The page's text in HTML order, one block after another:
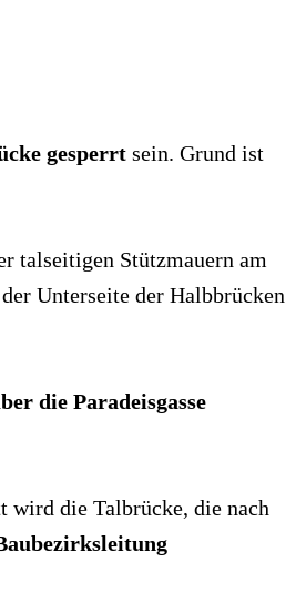
gesperrt sein. Grund ist
talseitigen Stützmauern am
Unterseite der Halbbrücken
die Paradeisgasse
wird die Talbrücke, die nach